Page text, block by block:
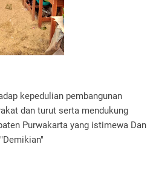
kepedulian pembangunan
dan turut serta mendukung
Purwakarta yang istimewa Dan